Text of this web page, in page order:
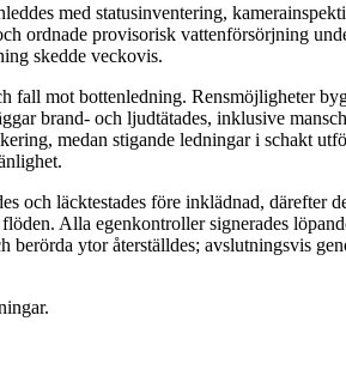
med statusinventering,
ordnade provisorisk vattenförsörjning
skedde veckovis.
fall mot bottenledning. Rensmöjligheter
brand- och ljudtätades, inklusive
medan stigande ledningar i schakt
läcktestades före inklädnad, därefter
Alla egenkontroller signerades
ytor återställdes; avslutningsvis